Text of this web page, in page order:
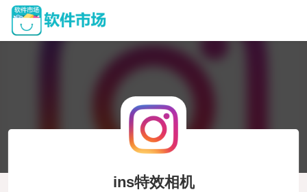
ins特效相机